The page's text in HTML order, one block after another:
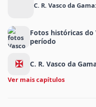
C. R. Vasco da
Fotos históricas do
período
✠ C. R. Vasco da
Ver mais capítulos